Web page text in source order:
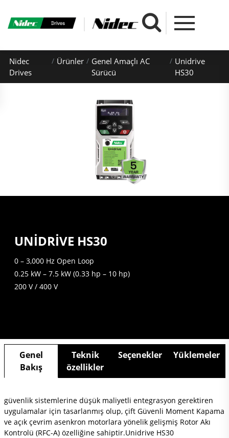
Nidec
Drives
Ürünler
Genel Amaçlı AC
Sürücü
Unidrive
HS30
UNIDRIVE HS30
0 – 3,000 Hz Open Loop
0.25 kW – 7.5 kW (0.33 hp – 10 hp)
200 V / 400 V
Genel
Bakış
Teknik
özellikler
Seçenekler Yüklemeler
güvenlik sistemlerine düşük maliyetli entegrasyon gerektiren
uygulamalar için tasarlanmış olup, çift Güvenli Moment Kapama
ve açık çevrim asenkron motorlara yönelik gelişmiş Rotor Akı
Kontrolü (RFC-A) özelliğine sahiptir.Unidrive HS30